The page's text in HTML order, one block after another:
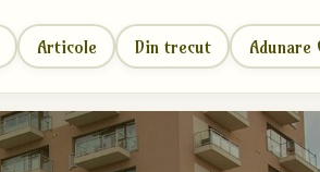
Articole Din trecut Adunare